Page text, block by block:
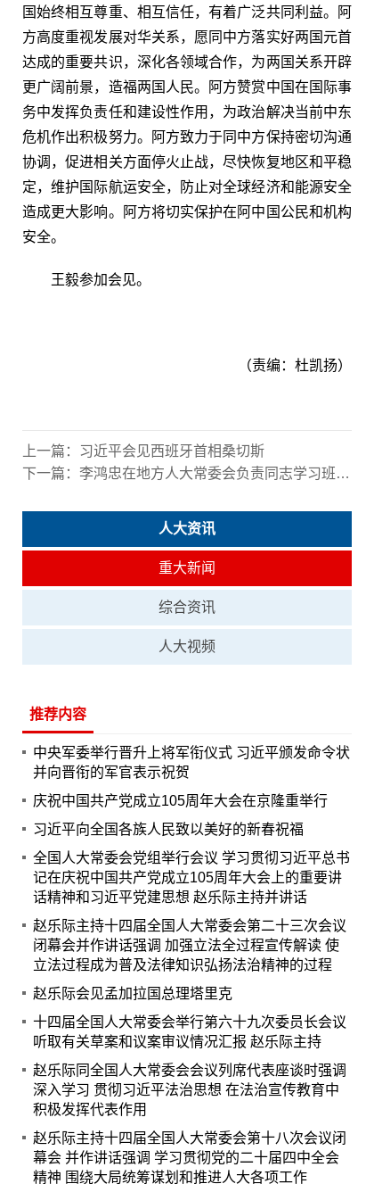
国始终相互尊重、相互信任，有着广泛共同利益。阿
方高度重视发展对华关系，愿同中方落实好两国元首
达成的重要共识，深化各领域合作，为两国关系开辟
更广阔前景，造福两国人民。阿方赞赏中国在国际事
务中发挥负责任和建设性作用，为政治解决当前中东
危机作出积极努力。阿方致力于同中方保持密切沟通
协调，促进相关方面停火止战，尽快恢复地区和平稳
定，维护国际航运安全，防止对全球经济和能源安全
造成更大影响。阿方将切实保护在阿中国公民和机构
安全。
王毅参加会见。
（责编：杜凯扬）
上一篇：
习近平会见西班牙首相桑切斯
下一篇： 李鸿忠在地方人大常委会负责同志学习班上强调 深入学习贯彻党的二十届四中全会精神 坚持好完善好运行好人民代表大会制度
人大资讯
重大新闻
综合资讯
人大视频
推荐内容
中央军委举行晋升上将军衔仪式 习近平颁发命令状
并向晋衔的军官表示祝贺
庆祝中国共产党成立105周年大会在京隆重举行
习近平向全国各族人民致以美好的新春祝福
全国人大常委会党组举行会议 学习贯彻习近平总书
记在庆祝中国共产党成立105周年大会上的重要讲
话精神和习近平党建思想 赵乐际主持并讲话
赵乐际主持十四届全国人大常委会第二十三次会议
闭幕会并作讲话强调 加强立法全过程宣传解读 使
立法过程成为普及法律知识弘扬法治精神的过程
赵乐际会见孟加拉国总理塔里克
十四届全国人大常委会举行第六十九次委员长会议
听取有关草案和议案审议情况汇报 赵乐际主持
赵乐际同全国人大常委会会议列席代表座谈时强调
深入学习 贯彻习近平法治思想 在法治宣传教育中
积极发挥代表作用
赵乐际主持十四届全国人大常委会第十八次会议闭
幕会 并作讲话强调 学习贯彻党的二十届四中全会
精神 围绕大局统筹谋划和推进人大各项工作